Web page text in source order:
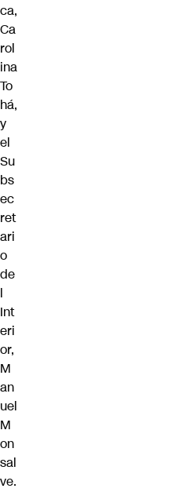
ca,
Ca
rol
ina
To
há,
y
el
Su
bs
ec
ret
ari
o
de
l
Int
eri
or,
M
an
uel
M
on
sal
ve.